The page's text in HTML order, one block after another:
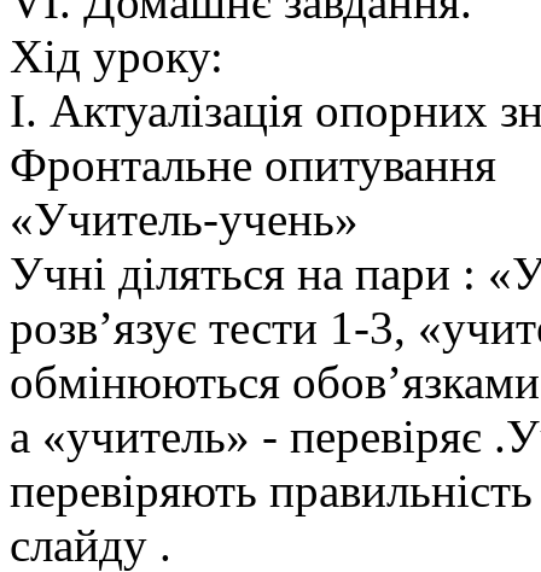
Хід уроку:
І. Актуалізація опорних
Фронтальне опитування
«Учитель-учень»
Учні діляться на пари :
розв’язує тести 1-3,
обмінюються
а «учитель» - перевіряє
перевіряють
слайду .